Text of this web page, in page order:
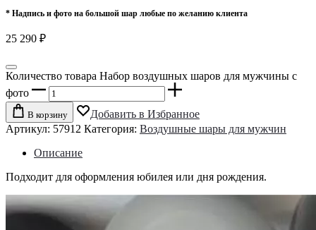
* Надпись и фото на большой шар любые по желанию клиента
25 290 ₽
Количество товара Набор воздушных шаров для мужчины с
фото
В корзину
Добавить в Избранное
Артикул: 57912 Категория: Воздушные шары для мужчин
Описание
Подходит для оформления юбилея или дня рождения.